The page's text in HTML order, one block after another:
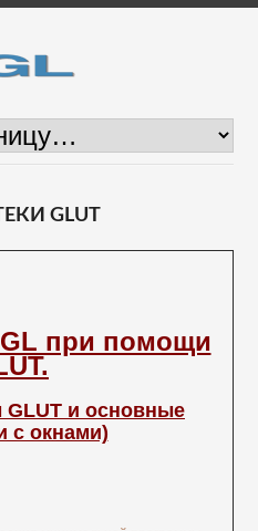
GLUT
при помощи
и основные
с окнами)